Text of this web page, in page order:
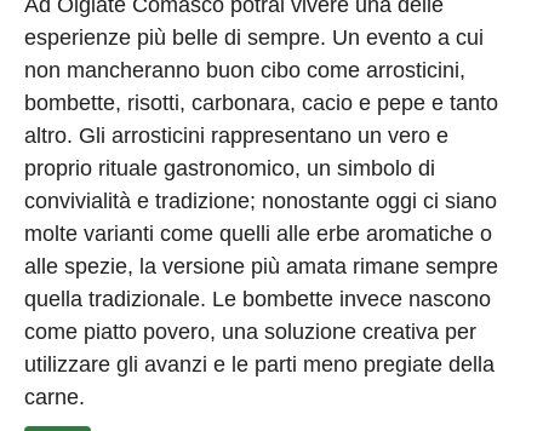
Ad Olgiate Comasco potrai vivere una delle
esperienze più belle di sempre. Un evento a cui
non mancheranno buon cibo come arrosticini,
bombette, risotti, carbonara, cacio e pepe e tanto
altro. Gli arrosticini rappresentano un vero e
proprio rituale gastronomico, un simbolo di
convivialità e tradizione; nonostante oggi ci siano
molte varianti come quelli alle erbe aromatiche o
alle spezie, la versione più amata rimane sempre
quella tradizionale. Le bombette invece nascono
come piatto povero, una soluzione creativa per
utilizzare gli avanzi e le parti meno pregiate della
carne.